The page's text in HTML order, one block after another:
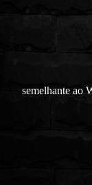
semelhante ao